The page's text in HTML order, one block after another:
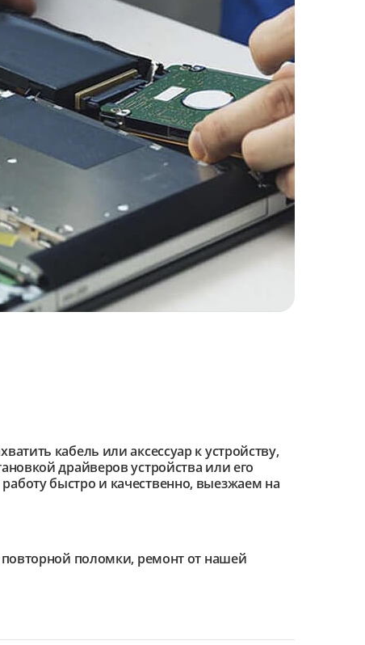
кабель или аксессуар к устройству,
драйверов устройства или его
быстро и качественно, выезжаем на
повторной поломки, ремонт от нашей